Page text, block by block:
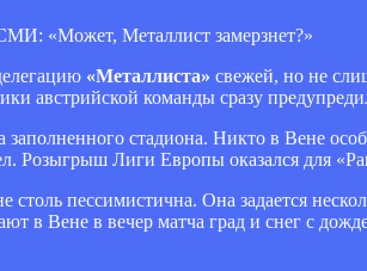
«Металлиста» свежей, но не
австрийской команды сразу
заполненного стадиона. Никто в Вене
Розыгрыш Лиги Европы оказался для
столь пессимистична. Она задается
в Вене в вечер матча град и снег с